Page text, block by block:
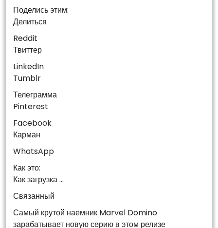
Поделись этим:
Делиться
Reddit
Твиттер
LinkedIn
Tumblr
Телеграмма
Pinterest
Facebook
Карман
WhatsApp
Как это:
Как загрузка …
Связанный
Самый крутой наемник Marvel Domino
зарабатывает новую серию в этом релизе